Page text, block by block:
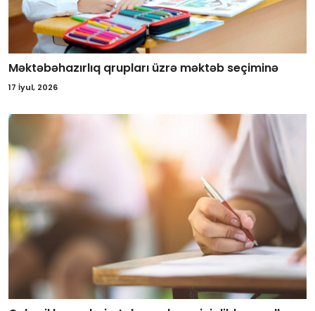
Məktəbəhazırlıq qrupları üzrə məktəb seçiminə
17 İyul, 2026